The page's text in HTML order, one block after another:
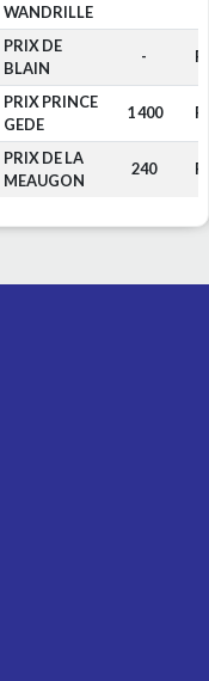
WANDRILLE
PRIX DE
BLAIN
-
PRIX PRINCE
GEDE
1 400
PRIX DE LA
MEAUGON
240